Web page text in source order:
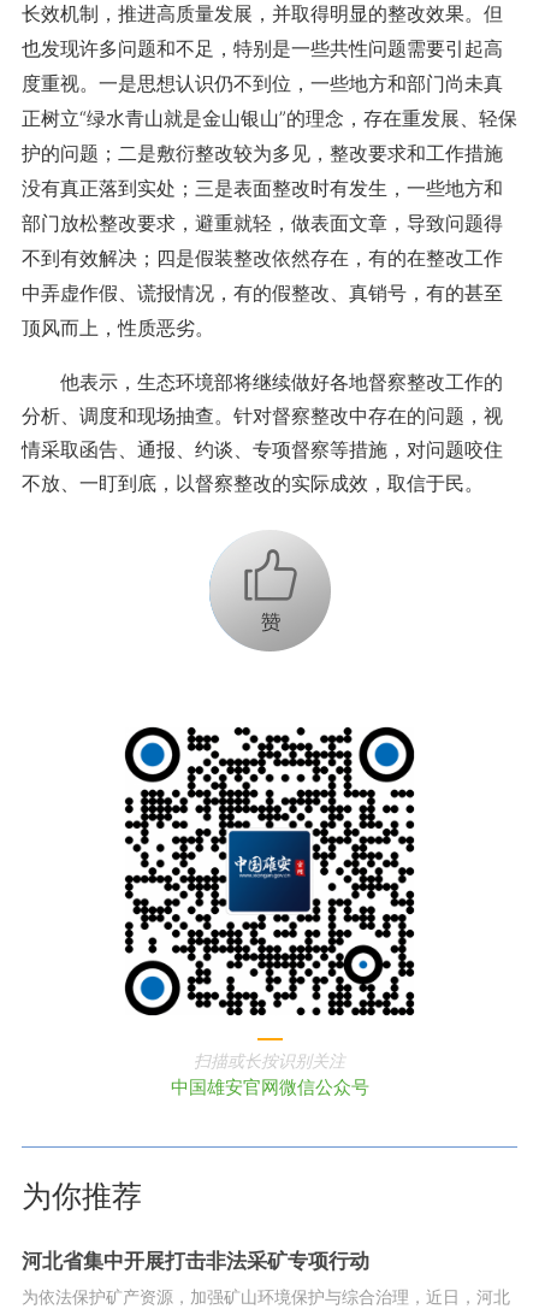
长效机制，推进高质量发展，并取得明显的整改效果。但
也发现许多问题和不足，特别是一些共性问题需要引起高
度重视。一是思想认识仍不到位，一些地方和部门尚未真
正树立“绿水青山就是金山银山”的理念，存在重发展、轻保
护的问题；二是敷衍整改较为多见，整改要求和工作措施
没有真正落到实处；三是表面整改时有发生，一些地方和
部门放松整改要求，避重就轻，做表面文章，导致问题得
不到有效解决；四是假装整改依然存在，有的在整改工作
中弄虚作假、谎报情况，有的假整改、真销号，有的甚至
顶风而上，性质恶劣。
他表示，生态环境部将继续做好各地督察整改工作的
分析、调度和现场抽查。针对督察整改中存在的问题，视
情采取函告、通报、约谈、专项督察等措施，对问题咬住
不放、一盯到底，以督察整改的实际成效，取信于民。
+1
扫描或长按识别关注
中国雄安官网微信公众号
为你推荐
河北省集中开展打击非法采矿专项行动
为依法保护矿产资源，加强矿山环境保护与综合治理，近日，河北